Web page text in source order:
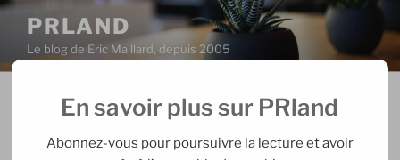
Aller
contenu
principal
PRLAND
Le blog de Eric Maillard, depuis 2005
PUBLIÉ
13/07/2006PARERIC
En attendant le 29 aout…
En savoir plus sur PRland
Abonnez-vous pour poursuivre la lecture et avoir